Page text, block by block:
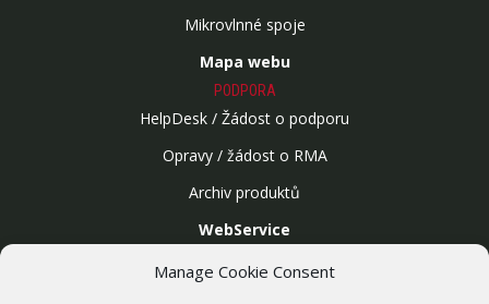
Manage Cookie Consent
Mikrovlnné spoje
Mapa webu
PODPORA
HelpDesk / Žádost o podporu
Opravy / žádost o RMA
Archiv produktů
WebService
Bezdrátové sítě